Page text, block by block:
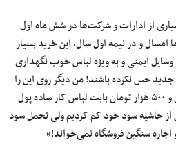
از ادارات و شرکت‌ها در شش ماه اول
امسال و در نیمه اول سال، این خرید بسیار
ایمنی و به ویژه لباس خوب نگهداری
جدید حس نکرده باشند! من دیگر روی این را
ندارم که به خریدار بگویم ۲ میلیون و ۵۰۰ هزار تومان بابت لباس کار ساده پول
حاشیه سود خود کم کردیم ولی تحمل سود
اجاره سنگین فروشگاه نمی‌خواند!»